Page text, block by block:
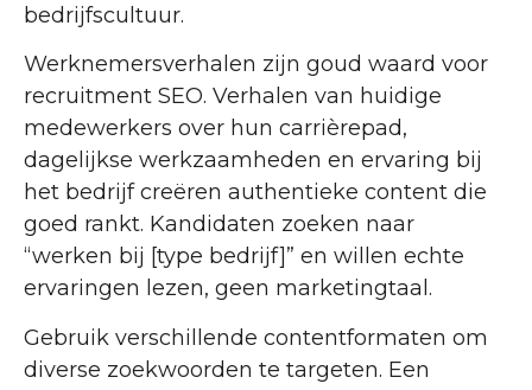
bedrijfscultuur.
Werknemersverhalen zijn goud waard voor
recruitment SEO. Verhalen van huidige
medewerkers over hun carrièrepad,
dagelijkse werkzaamheden en ervaring bij
het bedrijf creëren authentieke content die
goed rankt. Kandidaten zoeken naar
“werken bij [type bedrijf]” en willen echte
ervaringen lezen, geen marketingtaal.
Gebruik verschillende contentformaten om
diverse zoekwoorden te targeten. Een